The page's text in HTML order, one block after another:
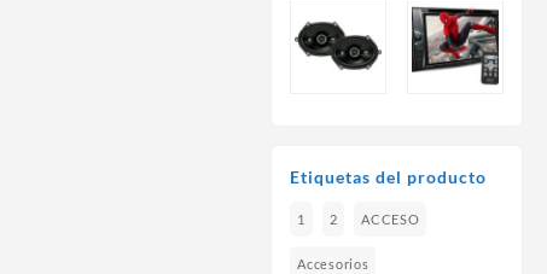
Etiquetas del producto
1 2 ACCESO
Accesorios